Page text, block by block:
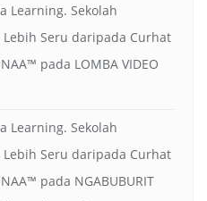
Learning. Sekolah
Seru daripada Curhat
pada LOMBA VIDEO
Learning. Sekolah
Seru daripada Curhat
pada NGABUBURIT